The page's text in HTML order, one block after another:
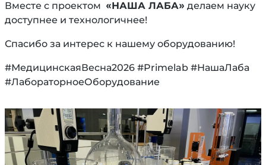
Вместе с проектом «НАША ЛАБА» делаем науку
доступнее и технологичнее!
Спасибо за интерес к нашему оборудованию!
#МедицинскаяВесна2026 #Primelab #НашаЛаба
#ЛабораторноеОборудование